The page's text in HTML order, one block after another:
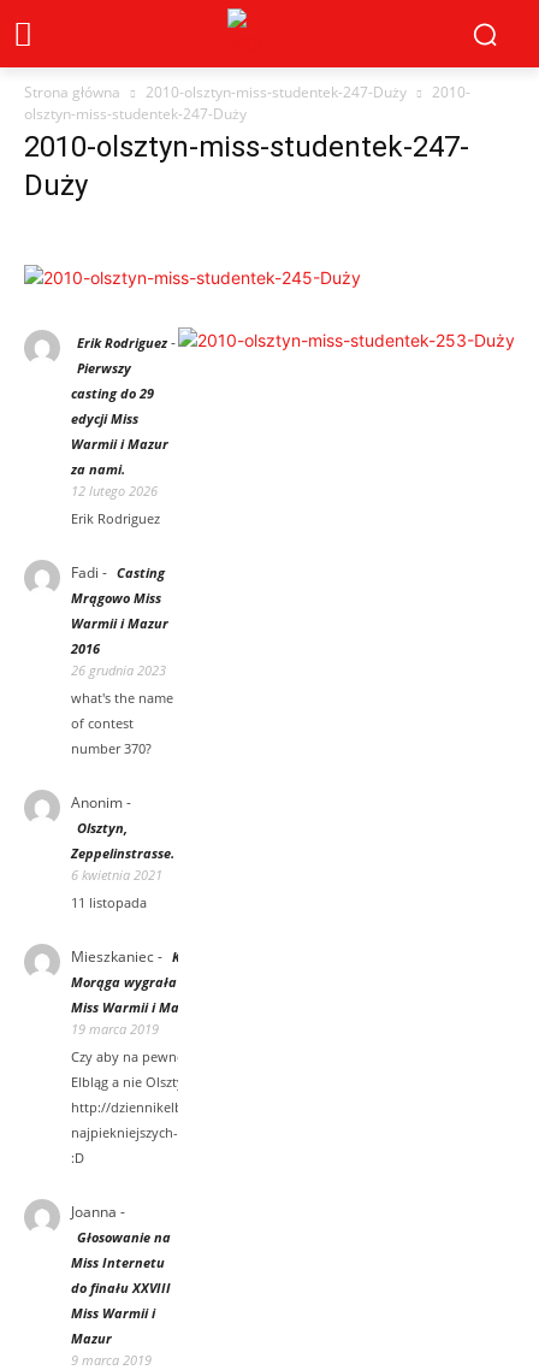
Strona główna 2010-olsztyn-miss-studentek-247-Duży
2010-
olsztyn-miss-studentek-247-Duży
2010-olsztyn-miss-studentek-247-
Duży
Erik Rodriguez -
Pierwszy
casting do 29
edycji Miss
Warmii i Mazur
za nami.
12 lutego 2026
Erik Rodriguez
Fadi - Casting
Mrągowo Miss
Warmii i Mazur
2016
26 grudnia 2023
what's the name
of contest
number 370?
Anonim-
Olsztyn,
Zeppelinstrasse.
6 kwietnia 2021
11 listopada
Mieszkaniec- Karolina Wasilewska z
Morąga wygrała 15 tys zł oraz koronę
Miss Warmii i Mazur [wywiad wideo]
19 marca 2019
Czy aby na pewno? Regionalną licencje ma
Elbląg a nie Olsztyn.
http://dziennikelblaski.pl/571805,Wybrano-
najpiekniejszych-zdjecia.html Dwie miski
:D
Joanna -
Głosowanie na
Miss Internetu
do finału XXVIII
Miss Warmii i
Mazur
9 marca 2019